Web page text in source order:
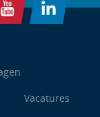
Vacatures